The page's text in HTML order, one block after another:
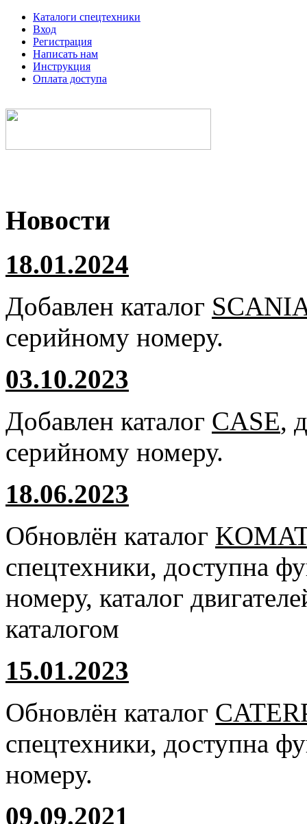
Каталоги спецтехники
Вход
Регистрация
Написать нам
Инструкция
Оплата доступа
Новости
18.01.2024
Добавлен каталог
серийному номеру.
03.10.2023
Добавлен каталог CASE,
серийному номеру.
18.06.2023
Обновлён каталог
спецтехники, доступна
номеру, каталог
каталогом
15.01.2023
Обновлён каталог
спецтехники, доступна
номеру.
09.09.2021